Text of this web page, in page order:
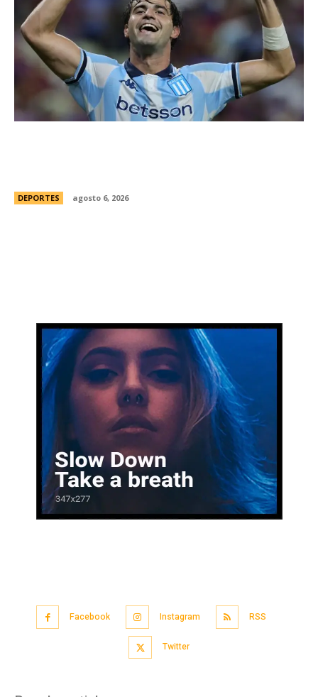
DEPORTES agosto 6, 2026
Facebook Instagram RSS
Twitter